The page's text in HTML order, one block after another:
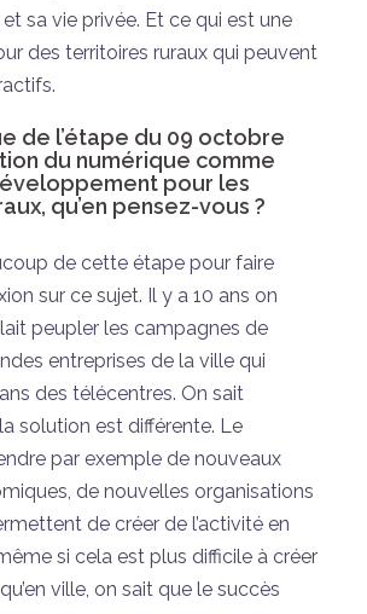
sa vie privée. Et ce qui est une
des territoires ruraux qui peuvent
de l’étape du 09 octobre
du numérique comme
pour les
qu’en pensez-vous ?
de cette étape pour faire
sur ce sujet. Il y a 10 ans on
peupler les campagnes de
entreprises de la ville qui
des télécentres. On sait
la solution est différente. Le
par exemple de nouveaux
de nouvelles organisations
de créer de l’activité en
si cela est plus difficile à créer
ville, on sait que le succès